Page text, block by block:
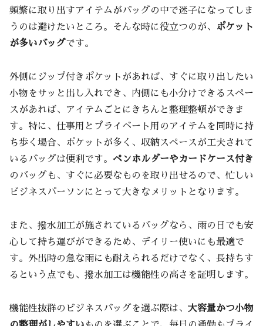
頻繁に取り出すアイテムがバッグの中で迷子になってしま
うのは避けたいところ。そんな時に役立つのが、
ポケット
が多いバッグ です。
外側にジップ付きポケットがあれば、すぐに取り出したい
小物をサッと出し入れでき、内側にも小分けできるスペー
スがあれば、アイテムごとにきちんと整理整頓ができま
す。特に、仕事用とプライベート用のアイテムを同時に持
ち歩く場合、ポケットが多く、収納スペースが工夫されて
いるバッグは便利です。 ペンホルダーやカードケース付き
のバッグも、すぐに必要なものを取り出せるので、忙しい
ビジネスパーソンにとって大きなメリットとなります。
また、撥水加工が施されているバッグなら、雨の日でも安
心して持ち運びができるため、デイリー使いにも最適で
す。外出時の急な雨にも耐えられるだけでなく、長持ちす
るという点でも、撥水加工は機能性の高さを証明します。
機能性抜群のビジネスバッグを選ぶ際は、 大容量かつ小物